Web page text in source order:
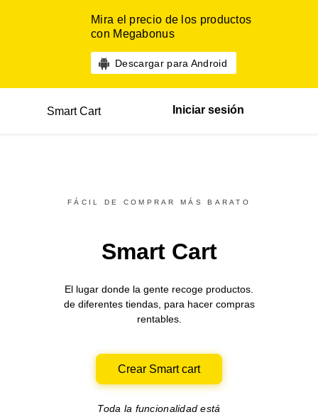
Mira el precio de los productos
con Megabonus
Descargar para Android
Smart Cart Iniciar sesión
FÁCIL DE COMPRAR MÁS BARATO
Smart Cart
El lugar donde la gente recoge productos.
de diferentestiendas, para hacer compras
rentables.
Crear Smart cart
Toda la funcionalidad está